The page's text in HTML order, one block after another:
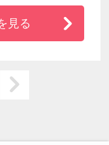
た柳川の町並み
満喫した後は、
見る